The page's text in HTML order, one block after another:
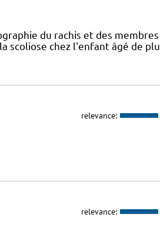
du rachis et des membres
scoliose chez l'enfant âgé de plu
relevance:
relevance: